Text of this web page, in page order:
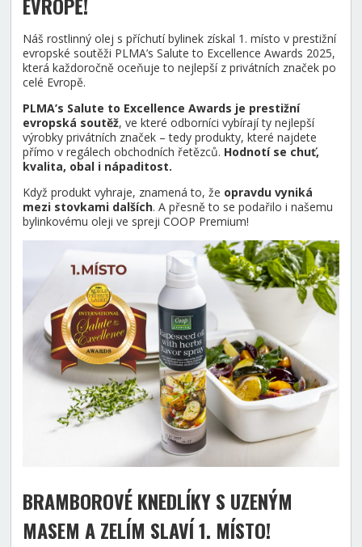
Náš rostlinný olej s příchutí bylinek získal 1. místo v prestižní
evropské soutěži PLMA’s Salute to Excellence Awards 2025,
která každoročně oceňuje to nejlepší z privátních značek po
celé Evropě.
PLMA’s Salute to Excellence Awards je prestižní
evropská soutěž, ve které odborníci vybírají ty nejlepší
výrobky privátních značek – tedy produkty, které najdete
přímo v regálech obchodních řetězců. Hodnotí se chuť,
kvalita, obal i nápaditost.
Když produkt vyhraje, znamená to, že opravdu vyniká
mezi stovkami dalších. A přesně to se podařilo i našemu
bylinkovému oleji ve spreji COOP Premium!
BRAMBOROVÉ KNEDLÍKY S UZENÝM
MASEM A ZELÍM SLAVÍ 1. MÍSTO!